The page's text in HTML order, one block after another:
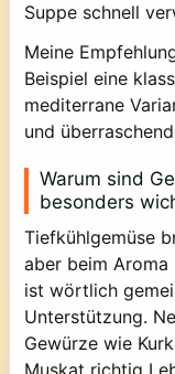
Suppe schnell
Meine
Beispiel eine
mediterrane
und
Warum sind
besonders
Tiefkühlgemüse
aber beim
ist wörtlich
Unterstützung.
Gewürze wie
Muskat richtig